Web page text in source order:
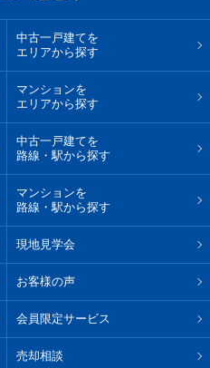
中古一戸建てを
エリアから探す
マンションを
エリアから探す
中古一戸建てを
路線・駅から探す
マンションを
路線・駅から探す
現地見学会
お客様の声
会員限定サービス
売却相談